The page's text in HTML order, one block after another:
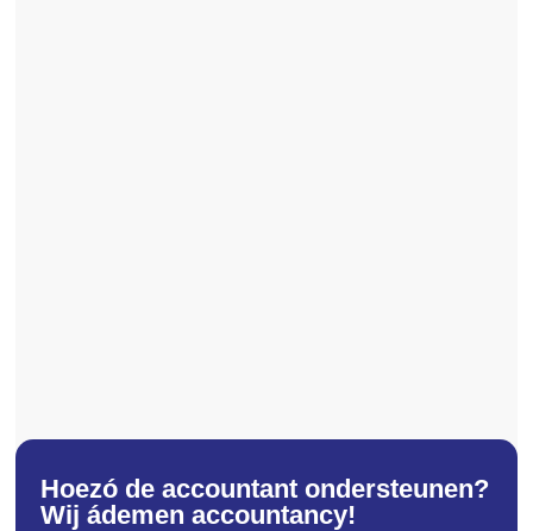
Hoezó de accountant ondersteunen?
Wij ádemen accountancy!